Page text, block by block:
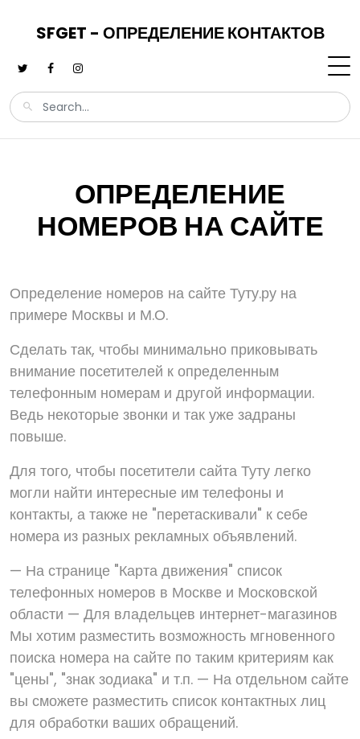
SFGET - ОПРЕДЕЛЕНИЕ КОНТАКТОВ
ОПРЕДЕЛЕНИЕ
НОМЕРОВ НА САЙТЕ
Определение номеров на сайте Туту.ру на
примере Москвы и М.О.
Сделать так, чтобы минимально приковывать
внимание посетителей к определенным
телефонным номерам и другой информации.
Ведь некоторые звонки и так уже задраны
повыше.
Для того, чтобы посетители сайта Туту легко
могли найти интересные им телефоны и
контакты, а также не "перетаскивали" к себе
номера из разных рекламных объявлений.
— На странице "Карта движения" список
телефонных номеров в Москве и Московской
области — Для владельцев интернет-магазинов
Мы хотим разместить возможность мгновенного
поиска номера на сайте по таким критериям как
"цены", "знак зодиака" и т.п. — На отдельном сайте
вы сможете разместить список контактных лиц
для обработки ваших обращений.